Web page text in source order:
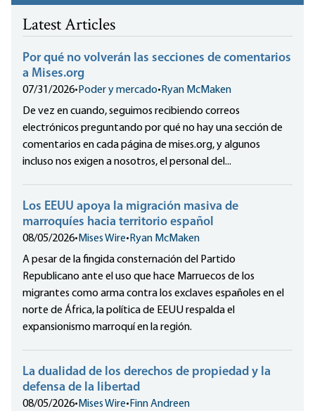
Latest Articles
Por qué no volverán las secciones de comentarios
a Mises.org
07/31/2026• Poder y mercado• Ryan McMaken
De vez en cuando, seguimos recibiendo correos
electrónicos preguntando por qué no hay una sección de
comentarios en cada página de mises.org, y algunos
incluso nos exigen a nosotros, el personal del...
Los EEUU apoya la migración masiva de
marroquíes hacia territorio español
08/05/2026• Mises Wire• Ryan McMaken
A pesar de la fingida consternación del Partido
Republicano ante el uso que hace Marruecos de los
migrantes como arma contra los exclaves españoles en el
norte de África, la política de EEUU respalda el
expansionismo marroquí en la región.
La dualidad de los derechos de propiedad y la
defensa de la libertad
08/05/2026• Mises Wire• Finn Andreen